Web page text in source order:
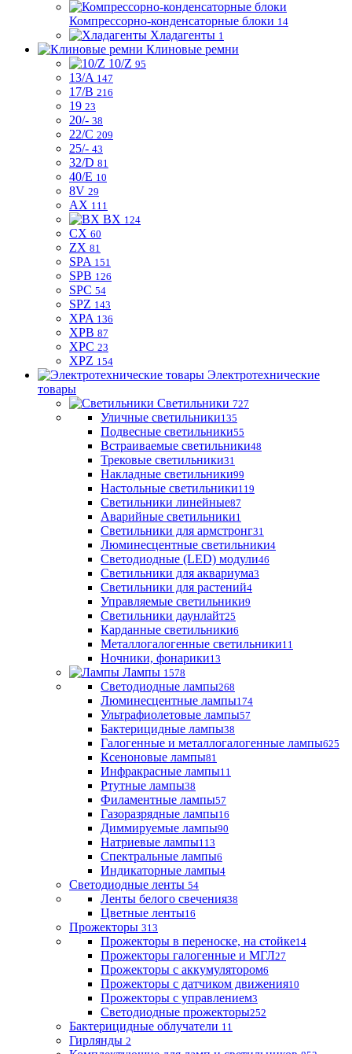
Компрессорно-конденсаторные блоки 14
Хладагенты 1
Клиновые ремни
10/Z 95
13/A 147
17/B 216
19 23
20/- 38
22/C 209
25/- 43
32/D 81
40/E 10
8V 29
AX 111
BX 124
CX 60
ZX 81
SPA 151
SPB 126
SPC 54
SPZ 143
XPA 136
XPB 87
XPC 23
XPZ 154
Электротехнические
товары
Светильники 727
Уличные светильники135
Подвесные светильники55
Встраиваемые светильники48
Трековые светильники31
Накладные светильники99
Настольные светильники119
Светильники линейные87
Аварийные светильники1
Светильники для армстронг31
Люминесцентные светильники4
Светодиодные (LED) модули46
Светильники для аквариума3
Светильники для растений4
Управляемые светильники9
Светильники даунлайт25
Карданные светильники6
Металлогалогенные светильники11
Ночники, фонарики13
Лампы 1578
Светодиодные лампы268
Люминесцентные лампы174
Ультрафиолетовые лампы57
Бактерицидные лампы38
Галогенные и металлогалогенные лампы625
Ксеноновые лампы81
Инфракрасные лампы11
Ртутные лампы38
Филаментные лампы57
Газоразрядные лампы16
Диммируемые лампы90
Натриевые лампы113
Спектральные лампы6
Индикаторные лампы4
Светодиодные ленты 54
Ленты белого свечения38
Цветные ленты16
Прожекторы 313
Прожекторы в переноске, на стойке14
Прожекторы галогенные и МГЛ27
Прожекторы с аккумулятором6
Прожекторы с датчиком движения10
Прожекторы с управлением3
Светодиодные прожекторы252
Бактерицидные облучатели 11
Гирлянды 2